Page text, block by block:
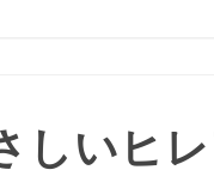
しいヒ